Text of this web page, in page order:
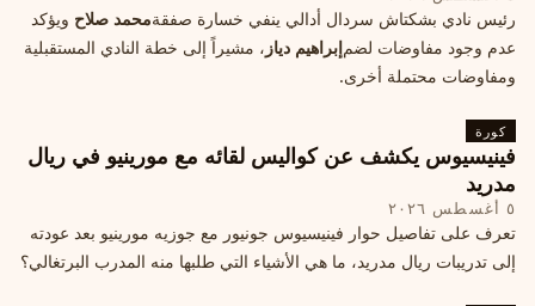
رئيس نادي بشكتاش سردال أدالي ينفي خسارة صفقةمحمد صلاح ويؤكد
عدم وجود مفاوضات لضمإبراهيم دياز ، مشيراً إلى خطة النادي المستقبلية
ومفاوضات محتملة أخرى.
كورة
فينيسيوس يكشف عن كواليس لقائه مع مورينيو في ريال
مدريد
٥ أغسطس ٢٠٢٦
تعرف على تفاصيل حوار فينيسيوس جونيور مع جوزيه مورينيو بعد عودته
إلى تدريبات ريال مدريد، ما هي الأشياء التي طلبها منه المدرب البرتغالي؟